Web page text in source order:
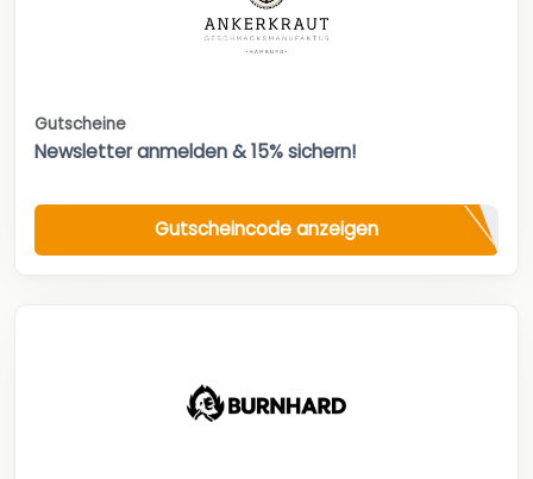
Gutscheine
Newsletter anmelden & 15% sichern!
Gutscheincode anzeigen